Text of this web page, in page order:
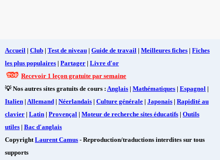
Accueil | Club | Test de niveau | Guide de travail | Meilleures fiches | Fiches
les plus populaires | Partager | Livre d'or
Recevoir 1 leçon gratuite par semaine
💡 Nos autres sites gratuits de cours : Anglais | Mathématiques | Espagnol |
Italien | Allemand | Néerlandais | Culture générale | Japonais | Rapidité au
clavier | Latin | Provençal | Moteur de recherche sites éducatifs | Outils
utiles | Bac d'anglais
Copyright Laurent Camus - Reproduction/traductions interdites sur tous
supports